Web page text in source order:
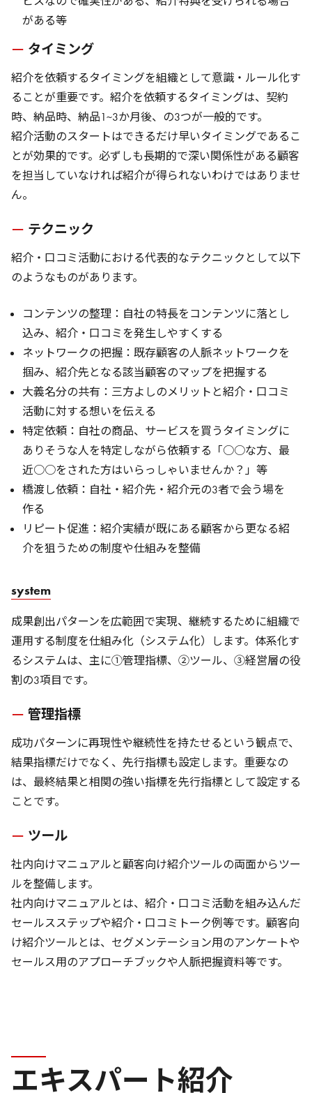
がある等
タイミング
紹介を依頼するタイミングを組織として意識・ルール化す
ることが重要です。紹介を依頼するタイミングは、契約
時、納品時、納品1~3か月後、の3つが一般的です。
紹介活動のスタートはできるだけ早いタイミングであるこ
とが効果的です。必ずしも長期的で深い関係性がある顧客
を担当していなければ紹介が得られないわけではありませ
ん。
テクニック
紹介・口コミ活動における代表的なテクニックとして以下
のようなものがあります。
コンテンツの整理：自社の特長をコンテンツに落とし
込み、紹介・口コミを発生しやすくする
ネットワークの把握：既存顧客の人脈ネットワークを
掴み、紹介先となる該当顧客のマップを把握する
大義名分の共有：三方よしのメリットと紹介・口コミ
活動に対する想いを伝える
特定依頼：自社の商品、サービスを買うタイミングに
ありそうな人を特定しながら依頼する「○○な方、最
近○○をされた方はいらっしゃいませんか？」等
橋渡し依頼：自社・紹介先・紹介元の3者で会う場を
作る
リピート促進：紹介実績が既にある顧客から更なる紹
介を狙うための制度や仕組みを整備
system
成果創出パターンを広範囲で実現、継続するために組織で
運用する制度を仕組み化（システム化）します。体系化す
るシステムは、主に①管理指標、②ツール、③経営層の役
割の3項目です。
管理指標
成功パターンに再現性や継続性を持たせるという観点で、
結果指標だけでなく、先行指標も設定します。重要なの
は、最終結果と相関の強い指標を先行指標として設定する
ことです。
ツール
社内向けマニュアルと顧客向け紹介ツールの両面からツー
ルを整備します。
社内向けマニュアルとは、紹介・口コミ活動を組み込んだ
セールスステップや紹介・口コミトーク例等です。顧客向
け紹介ツールとは、セグメンテーション用のアンケートや
セールス用のアプローチブックや人脈把握資料等です。
エキスパート紹介